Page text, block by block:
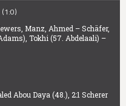
(1:0)
Manz, Ahmed – Schäfer,
Tokhi (57. Abdelaali) –
Abou Daya (48.), 2:1 Scherer